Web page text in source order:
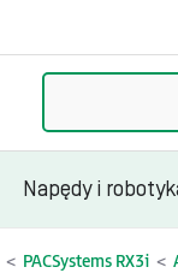
Napędy i
PACSystems RX3i